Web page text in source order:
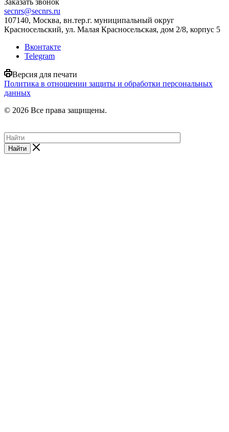
Заказать звонок
secnrs@secnrs.ru
107140, Москва, вн.тер.г. муниципальный округ
Красносельский, ул. Малая Красносельская, дом 2/8, корпус 5
Вконтакте
Telegram
Версия для печати
Политика в отношении защиты и обработки персональных
данных
© 2026 Все права защищены.
Найти